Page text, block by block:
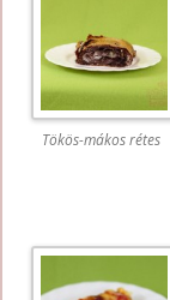
Tökös-mákos rétes